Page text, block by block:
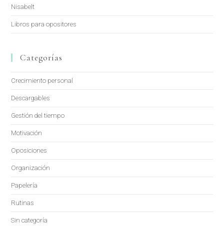
Nisabelt
Libros para opositores
Categorías
Crecimiento personal
Descargables
Gestión del tiempo
Motivación
Oposiciones
Organización
Papelería
Rutinas
Sin categoría